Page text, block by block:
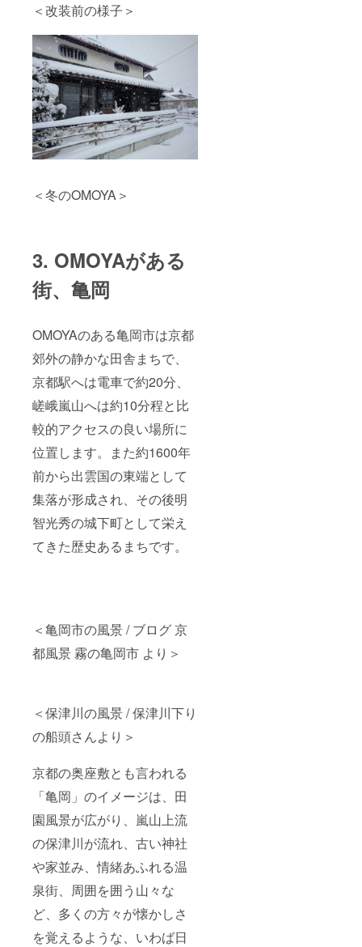
＜改装前の様子＞
＜冬のOMOYA＞
3. OMOYAがある
街、亀岡
OMOYAのある亀岡市は京都
郊外の静かな田舎まちで、
京都駅へは電車で約20分、
嵯峨嵐山へは約10分程と比
較的アクセスの良い場所に
位置します。また約1600年
前から出雲国の東端として
集落が形成され、その後明
智光秀の城下町として栄え
てきた歴史あるまちです。
＜亀岡市の風景 / ブログ 京
都風景 霧の亀岡市 より＞
＜保津川の風景 / 保津川下り
の船頭さんより＞
京都の奥座敷とも言われる
「亀岡」のイメージは、田
園風景が広がり、嵐山上流
の保津川が流れ、古い神社
や家並み、情緒あふれる温
泉街、周囲を囲う山々な
ど、多くの方々が懐かしさ
を覚えるような、いわば日